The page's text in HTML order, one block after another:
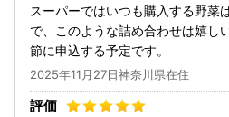
スーパーではいつも購入する野菜
で、このような詰め合わせは嬉し
節に申込する予定です。
2025年11月27日神奈川県在住